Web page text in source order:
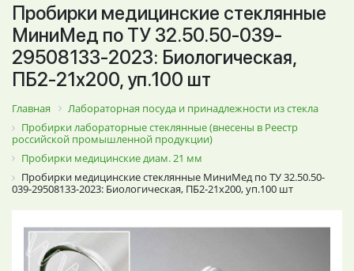
Пробирки медицинские стеклянные
МиниМед по ТУ 32.50.50-039-
29508133-2023: Биологическая,
ПБ2-21х200, уп.100 шт
Главная
Лабораторная посуда и принадлежности из стекла
Пробирки лабораторные стеклянные (внесены в Реестр
российской промышленной продукции)
Пробирки медицинские диам. 21 мм
Пробирки медицинские стеклянные МиниМед по ТУ 32.50.50-
039-29508133-2023: Биологическая, ПБ2-21х200, уп.100 шт